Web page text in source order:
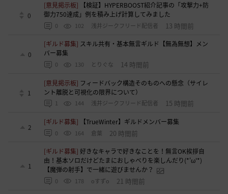
0
[意見掲示板]
【検証】HYPERBOOST紹介記事の「攻撃力+防
御力750達成」例を積み上げ計算してみました
0 102 浅井ジークフリード配信者 13 時間前
0
[ギルド募集] スキル共有・基本無言ギルド【無為無想】メン
バー募集
0 130 とりぐな 14 時間前
1
[意見掲示板] フィードバック構造そのものへの懸念（サイレ
ント離脱と可視化の限界について）
1 144 浅井ジークフリード配信者 15 時間前
2
[ギルド募集] 【TrueWinter】ギルドメンバー募集
0 164 倉葉 20 時間前
1
[ギルド募集]好きなキャラで好きなことを！無言OK挨拶自
由！基本ソロだけどたまにおしゃべりを楽しんだり(*'ω'*)
【魔弾の射手】で一緒に遊びませんか？
0 178 oすずo 21 時間前